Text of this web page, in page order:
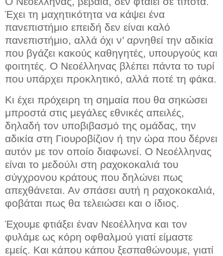
Έχει τη μαχητικότητα να κάψει ένα
πανεπιστήμιο επειδή δεν είναι καλό
πανεπιστήμιο, αλλά όχι ν’ αρνηθεί την αδικία
που βγάζει κακούς καθηγητές, υπουργούς και
φοιτητές. Ο Νεοέλληνας βλέπει πάντα το τυρί
που υπάρχει προκλητικό, αλλά ποτέ τη φάκα.
Κι έχει πρόχειρη τη σημαία που θα σηκώσει
μπροστά στις μεγάλες εθνικές απειλές,
δηλαδή τον υποβιβασμό της ομάδας, την
αδικία στη Γιουροβίζιον ή την ώρα που δέρνει
αυτόν με τον οποίο διαφωνεί. Ο Νεοέλληνας
είναι το μεδούλι στη ραχοκοκαλιά του
σύγχρονου κράτους που δηλώνει πως
απεχθάνεται. Αν σπάσει αυτή η ραχοκοκαλιά,
φοβάται πως θα τελειώσει και ο ίδιος.
Έχουμε φτιάξει έναν Νεοέλληνα και τον
φυλάμε ως κόρη οφθαλμού γιατί είμαστε
εμείς. Και κάπου κάπου ξεσπαθώνουμε, γιατί